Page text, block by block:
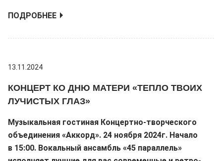
ПОДРОБНЕЕ
13.11.2024
КОНЦЕРТ КО ДНЮ МАТЕРИ «ТЕПЛО ТВОИХ
ЛУЧИСТЫХ ГЛАЗ»
Музыкальная гостиная Концертно-творческого
объединения «Аккорд». 24 ноября 2024г. Начало
в 15:00. Вокальный ансамбль «45 параллель»